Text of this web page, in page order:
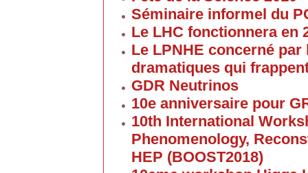
Séminaire informel du
Le LHC fonctionnera en
Le LPNHE concerné par
dramatiques qui
GDR Neutrinos
10e anniversaire pour
10th International
Phenomenology,
HEP (BOOST2018)